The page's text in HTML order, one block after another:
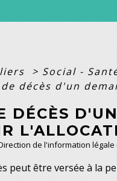
> Social -
de décès d'un
DÉCÈS
de l'information
peut être versée à la